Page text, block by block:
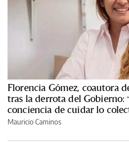
Florencia Gómez, coautora
tras la derrota del Gobierno:
conciencia de cuidar lo
Mauricio Caminos